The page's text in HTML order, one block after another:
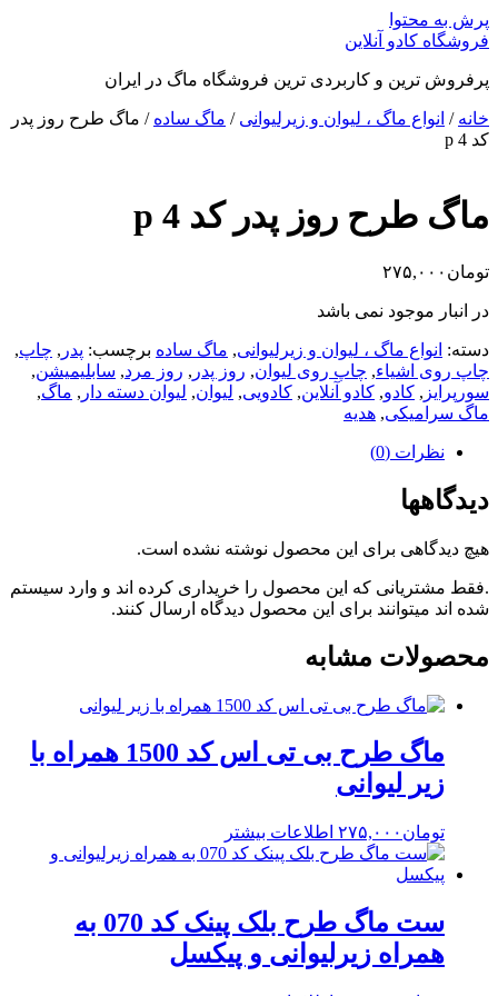
پرش به محتوا
فروشگاه کادو آنلاین
پرفروش ترین و کاربردی ترین فروشگاه ماگ در ایران
خانه / انواع ماگ ، لیوان و زیرلیوانی / ماگ ساده / ماگ طرح روز پدر
کد p 4
ماگ طرح روز پدر کد p 4
تومان ۲۷۵,۰۰۰
در انبار موجود نمی باشد
دسته: انواع ماگ ، لیوان و زیرلیوانی, ماگ ساده برچسب: پدر , چاپ,
چاپ روی اشیاء, چاپ روی لیوان, روز پدر , روز مرد, سابلیمیشن,
سورپرایز , کادو, کادو آنلاین, کادویی, لیوان, لیوان دسته دار , ماگ,
ماگ سرامیکی, هدیه
نظرات (0)
دیدگاهها
هیچ دیدگاهی برای این محصول نوشته نشده است.
.فقط مشتریانی که این محصول را خریداری کرده اند و وارد سیستم
شده اند میتوانند برای این محصول دیدگاه ارسال کنند.
محصولات مشابه
ماگ طرح بی تی اس کد 1500 همراه با
زیر لیوانی
تومان ۲۷۵,۰۰۰ اطلاعات بیشتر
ست ماگ طرح بلک پینک کد 070 به
همراه زیرلیوانی و پیکسل